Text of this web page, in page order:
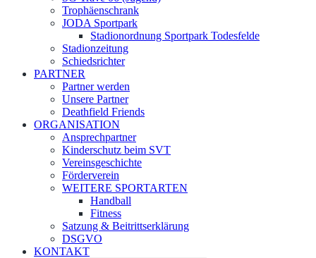
Trophäenschrank
JODA Sportpark
Stadionordnung Sportpark Todesfelde
Stadionzeitung
Schiedsrichter
PARTNER
Partner werden
Unsere Partner
Deathfield Friends
ORGANISATION
Ansprechpartner
Kinderschutz beim SVT
Vereinsgeschichte
Förderverein
WEITERE SPORTARTEN
Handball
Fitness
Satzung & Beitrittserklärung
DSGVO
KONTAKT